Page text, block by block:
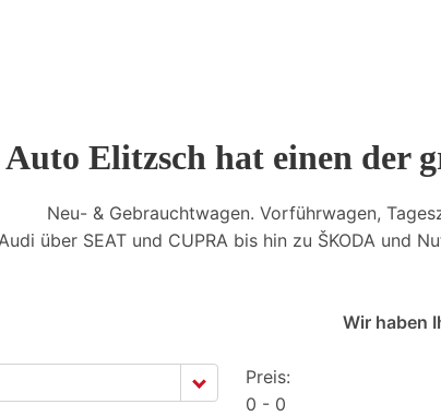
Auto Elitzsch hat einen der
Neu- & Gebrauchtwagen. Vorführwagen,
über SEAT und CUPRA bis hin zu ŠKODA und
Wir haben
Preis:
0
0